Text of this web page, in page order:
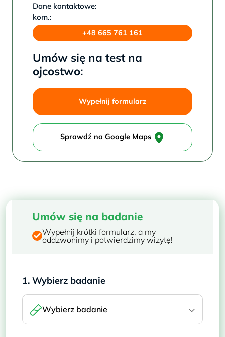
Dane kontaktowe:
kom.:
+48 665 761 161
Umów się na test na
ojcostwo:
Wypełnij formularz
Sprawdź na Google Maps
Umów się na badanie
Wypełnij krótki formularz, a my
oddzwonimy i potwierdzimy wizytę!
1. Wybierz badanie
Wybierz badanie